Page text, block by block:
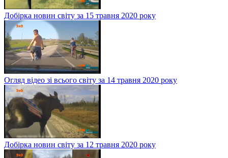
Добірка новин світу за 15 травня 2020 року
Огляд відео зі всього світу за 14 травня 2020 року
Добірка новин світу за 12 травня 2020 року